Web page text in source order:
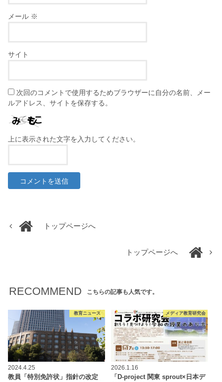
メール ※
サイト
次回のコメントで使用するためブラウザーに自分の名前、メー
ルアドレス、サイトを保存する。
上に表示された文字を入力してください。
トップページへ
トップページへ
RECOMMEND こちらの記事も人気です。
教育ニュース
2024.4.25
教員「特別免許状」指針の改定
メディア教育研究会
2026.1.16
「D-project 関東 sprout×⽇本デ